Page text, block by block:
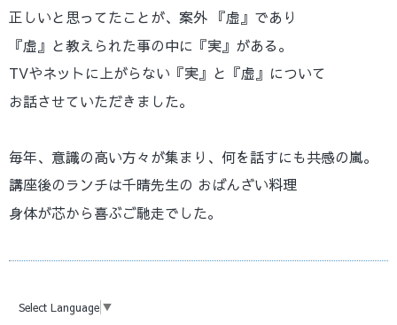
正しいと思ってたことが、案外 『虚』であり
『虚』と教えられた事の中に『実』がある。
TVやネットに上がらない『実』と『虚』について
お話させていただきました。
毎年、意識の高い方々が集まり、何を話すにも共感の嵐。
講座後のランチは千晴先生の おばんざい料理
身体が芯から喜ぶご馳走でした。
Select Language ▼